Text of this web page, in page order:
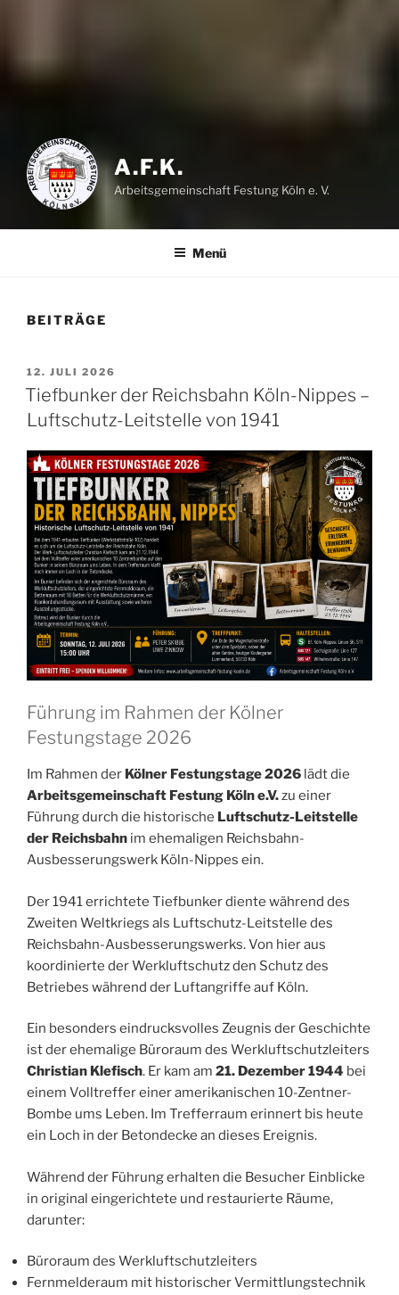
A.F.K.
Arbeitsgemeinschaft Festung Köln e. V.
Menü
BEITRÄGE
VERÖFFENTLICHT
AM
12. JULI 2026
Tiefbunker der Reichsbahn Köln-Nippes –
Luftschutz-Leitstelle von 1941
Führung im Rahmen der Kölner
Festungstage 2026
Im Rahmen der Kölner Festungstage 2026 lädt die
Arbeitsgemeinschaft Festung Köln e.V.zu einer
Führung durch die historische Luftschutz-Leitstelle
der Reichsbahn im ehemaligen Reichsbahn-
Ausbesserungswerk Köln-Nippes ein.
Der 1941 errichtete Tiefbunker diente während des
Zweiten Weltkriegs als Luftschutz-Leitstelle des
Reichsbahn-Ausbesserungswerks. Von hier aus
koordinierte der Werkluftschutz den Schutz des
Betriebes während der Luftangriffe auf Köln.
Ein besonders eindrucksvolles Zeugnis der Geschichte
ist der ehemalige Büroraum des Werkluftschutzleiters
Christian Klefisch. Er kam am 21. Dezember 1944 bei
einem Volltreffer einer amerikanischen 10-Zentner-
Bombe ums Leben. Im Trefferraum erinnert bis heute
ein Loch in der Betondecke an dieses Ereignis.
Während der Führung erhalten die Besucher Einblicke
in original eingerichtete und restaurierte Räume,
darunter:
Büroraum des Werkluftschutzleiters
Fernmelderaum mit historischer Vermittlungstechnik